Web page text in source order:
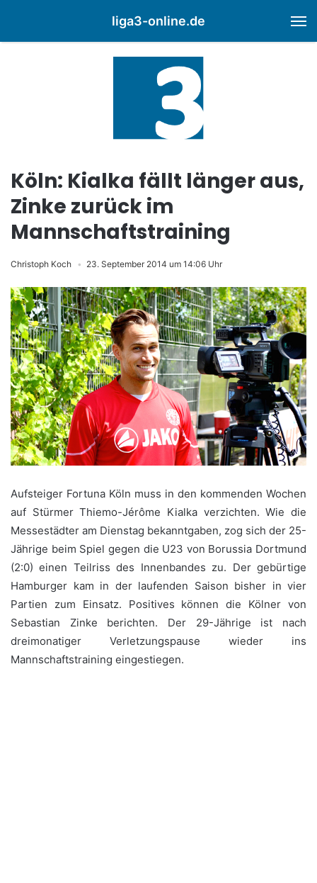
liga3-online.de
Köln: Kialka fällt länger aus,
Zinke zurück im
Mannschaftstraining
Christoph Koch 23. September 2014 um 14:06 Uhr
Aufsteiger Fortuna Köln muss in den kommenden Wochen
auf Stürmer Thiemo-Jérôme Kialka verzichten. Wie die
Messestädter am Dienstag bekanntgaben, zog sich der 25-
Jährige beim Spiel gegen die U23 von Borussia Dortmund
(2:0) einen Teilriss des Innenbandes zu. Der gebürtige
Hamburger kam in der laufenden Saison bisher in vier
Partien zum Einsatz. Positives können die Kölner von
Sebastian Zinke berichten. Der 29-Jährige ist nach
dreimonatiger Verletzungspause wieder ins
Mannschaftstraining eingestiegen.